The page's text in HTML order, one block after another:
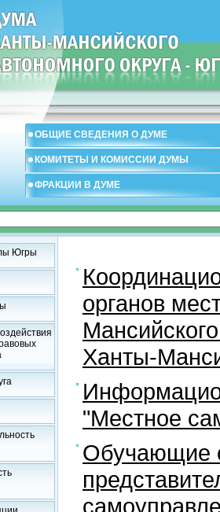
ОБЩИЕ СВЕДЕНИЯ О ДУМЕ
КОМИТЕТЫ И КОМИССИИ ДУМЫ
ФРАКЦИИ В ДУМЕ
Югры
органов
Ханты-
"Местное
Обучающие